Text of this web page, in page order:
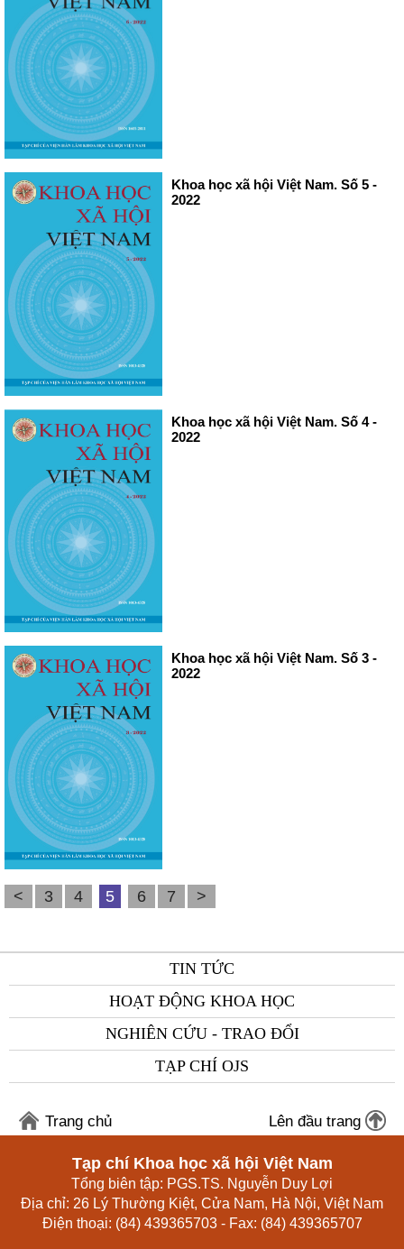
Khoa học xã hội Việt Nam. Số 5 -
2022
Khoa học xã hội Việt Nam. Số 4 -
2022
Khoa học xã hội Việt Nam. Số 3 -
2022
< 3 4 5 6 7 >
TIN TỨC
HOẠT ĐỘNG KHOA HỌC
NGHIÊN CỨU - TRAO ĐỔI
TẠP CHÍ OJS
Trang chủ Lên đầu trang
Tạp chí Khoa học xã hội Việt Nam
Tổng biên tập: PGS.TS. Nguyễn Duy Lợi
Địa chỉ: 26 Lý Thường Kiệt, Cửa Nam, Hà Nội, Việt Nam
Điện thoại: (84) 439365703 - Fax: (84) 439365707